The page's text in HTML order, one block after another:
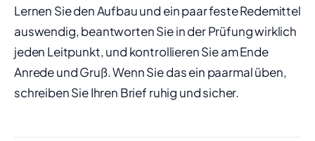
Lernen Sie den Aufbau und ein paar feste Redemittel
auswendig, beantworten Sie in der Prüfung wirklich
jeden Leitpunkt, und kontrollieren Sie am Ende
Anrede und Gruß. Wenn Sie das ein paarmal üben,
schreiben Sie Ihren Brief ruhig und sicher.